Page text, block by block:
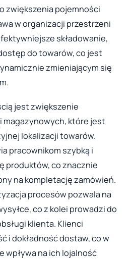
zwiększenia pojemności
w organizacji przestrzeni
składowanie,
do towarów, co jest
zmieniającym się
jest zwiększenie
które jest
lokalizacji towarów.
pracownikom szybką i
produktów, co znacznie
na kompletację zamówień.
procesów pozwala na
co z kolei prowadzi do
klienta. Klienci
i dokładność dostaw, co w
wpływa na ich lojalność